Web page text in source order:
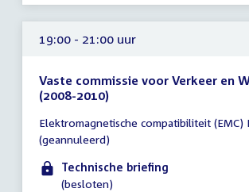
uur
19:00 - 21:00 uur
Vaste commissie voor Verkeer en
(2008-2010)
vergadering
19:00
21:00
Elektromagnetische compatibiliteit (EMC)
(geannuleerd)
Technische briefing
(besloten)